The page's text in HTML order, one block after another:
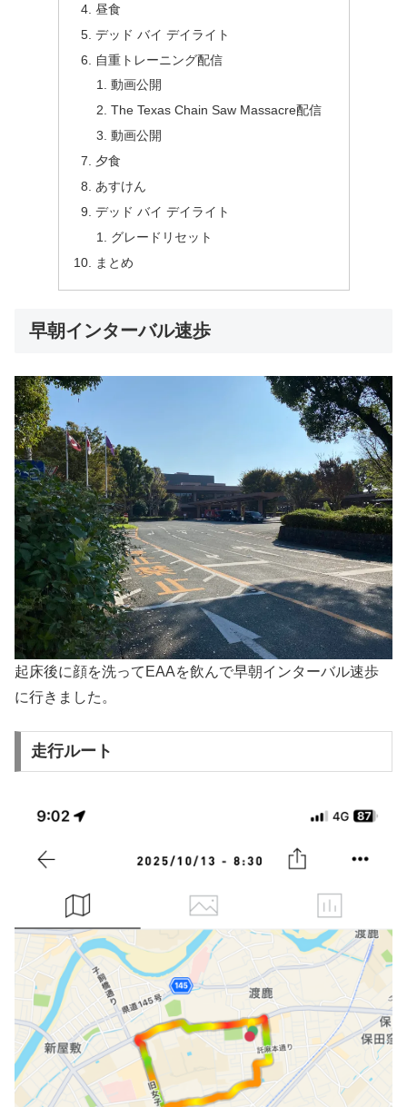
昼食
デッド バイ デイライト
自重トレーニング配信
動画公開
The Texas Chain Saw Massacre配信
動画公開
夕食
あすけん
デッド バイ デイライト
グレードリセット
まとめ
早朝インターバル速歩
起床後に顔を洗ってEAAを飲んで早朝インターバル速歩
に行きました。
走行ルート